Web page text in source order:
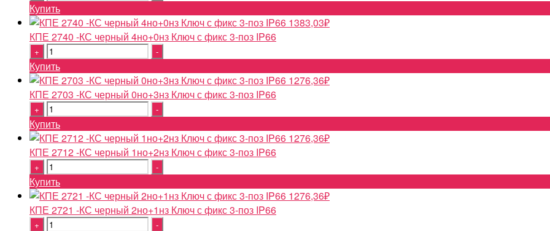
Купить
1383,03₽
КПЕ 2740 -КС черный 4но+0нз Ключ с фикс 3-поз IP66
Quantity
Купить
1276,36₽
КПЕ 2703 -КС черный 0но+3нз Ключ с фикс 3-поз IP66
Quantity
Купить
1276,36₽
КПЕ 2712 -КС черный 1но+2нз Ключ с фикс 3-поз IP66
Quantity
Купить
1276,36₽
КПЕ 2721 -КС черный 2но+1нз Ключ с фикс 3-поз IP66
Quantity